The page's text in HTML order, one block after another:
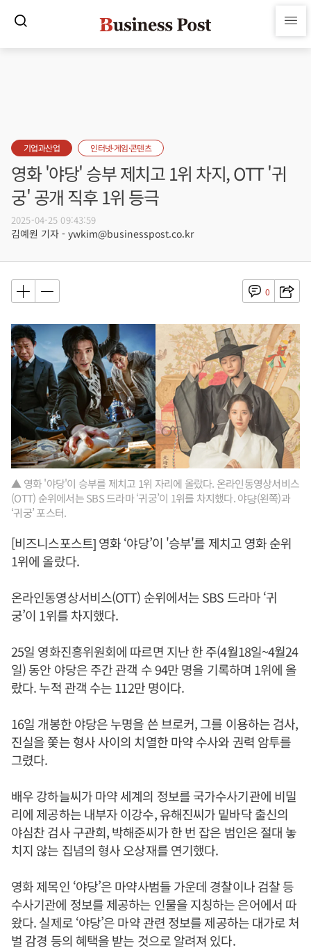
기업과산업 인터넷·게임·콘텐츠
영화 '야당' 승부 제치고 1위 차지, OTT '귀
궁' 공개 직후 1위 등극
2025-04-25 09:43:59
김예원 기자 - ywkim@businesspost.co.kr
0
▲ 영화 '야당'이 승부를 제치고 1위 자리에 올랐다. 온라인동영상서비스
(OTT) 순위에서는 SBS 드라마 ‘귀궁’이 1위를 차지했다. 야댱(왼쪽)과
‘귀궁’ 포스터.
[비즈니스포스트] 영화 ‘야당’이 '승부'를 제치고 영화 순위
1위에 올랐다.
온라인동영상서비스(OTT) 순위에서는 SBS 드라마 ‘귀
궁’이 1위를 차지했다.
25일 영화진흥위원회에 따르면 지난 한 주(4월18일~4월24
일) 동안 야당은 주간 관객 수 94만 명을 기록하며 1위에 올
랐다. 누적 관객 수는 112만 명이다.
16일 개봉한 야당은 누명을 쓴 브로커, 그를 이용하는 검사,
진실을 쫓는 형사 사이의 치열한 마약 수사와 권력 암투를
그렸다.
배우 강하늘씨가 마약 세계의 정보를 국가수사기관에 비밀
리에 제공하는 내부자 이강수, 유해진씨가 밑바닥 출신의
야심찬 검사 구관희, 박해준씨가 한 번 잡은 범인은 절대 놓
치지 않는 집념의 형사 오상재를 연기했다.
영화 제목인 ‘야당’은 마약사범들 가운데 경찰이나 검찰 등
수사기관에 정보를 제공하는 인물을 지칭하는 은어에서 따
왔다. 실제로 ‘야당’은 마약 관련 정보를 제공하는 대가로 처
벌 감경 등의 혜택을 받는 것으로 알려져 있다.